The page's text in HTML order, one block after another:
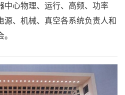
中心物理、运行、高频、功率
源、机械、真空各系统负责人和